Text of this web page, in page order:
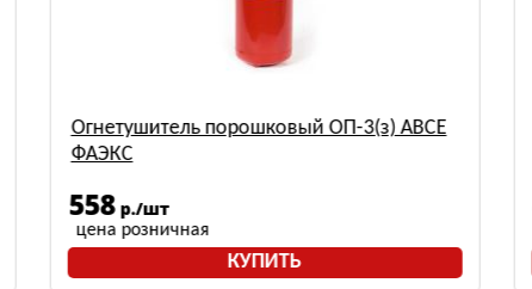
Огнетушитель порошковый ОП-3(з) АВСЕ
ФАЭКС
558 р./шт
цена розничная
КУПИТЬ